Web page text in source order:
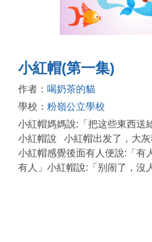
小紅帽(第一集)
作者： 喝奶茶的貓
學校： 粉嶺公立學校
小紅帽媽媽說:「把这些東西送
小紅帽說 小紅帽出发了，大灰
小紅帽感覺後面有人便說:「有
有人」小紅帽說:「别闹了，沒